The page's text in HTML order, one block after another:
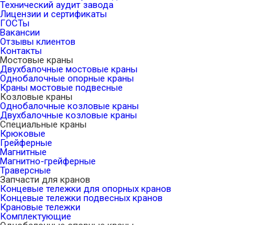
Технический аудит завода
Лицензии и сертификаты
ГОСТы
Вакансии
Отзывы клиентов
Контакты
Мостовые краны
Двухбалочные мостовые краны
Однобалочные опорные краны
Краны мостовые подвесные
Козловые краны
Однобалочные козловые краны
Двухбалочные козловые краны
Специальные краны
Крюковые
Грейферные
Магнитные
Магнитно-грейферные
Траверсные
Запчасти для кранов
Концевые тележки для опорных кранов
Концевые тележки подвесных кранов
Крановые тележки
Комплектующие